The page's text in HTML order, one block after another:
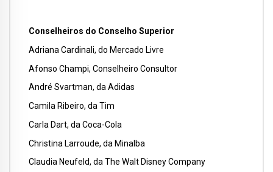
Conselheiros do Conselho Superior
Adriana Cardinali, do Mercado Livre
Afonso Champi, Conselheiro Consultor
André Svartman, da Adidas
Camila Ribeiro, da Tim
Carla Dart, da Coca-Cola
Christina Larroude, da Minalba
Claudia Neufeld, da The Walt Disney Company